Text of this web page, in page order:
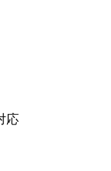
応